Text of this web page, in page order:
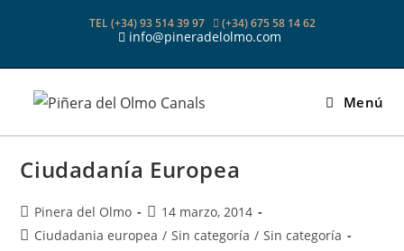
TEL (+34) 93 514 39 97 (+34) 675 58 14 62
info@pineradelolmo.com
Menú
Ciudadanía Europea
Autor
de
Pinera del Olmo
Publicación
de
14 marzo, 2014
Categoría
Ciudadania europea / Sin categoría / Sin categoría